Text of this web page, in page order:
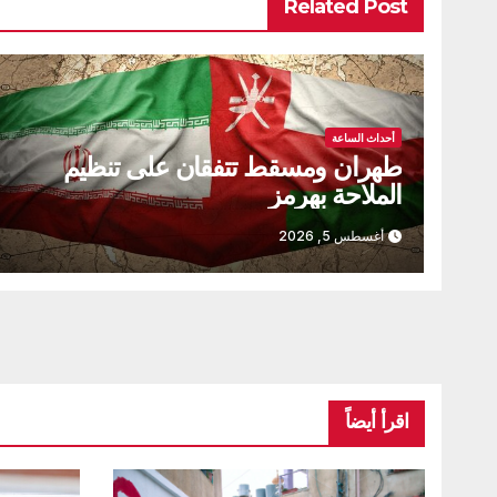
Related Post
أحداث الساعة
طهران ومسقط تتفقان على تنظيم
الملاحة بهرمز
أغسطس 5, 2026
اقرأ أيضاً